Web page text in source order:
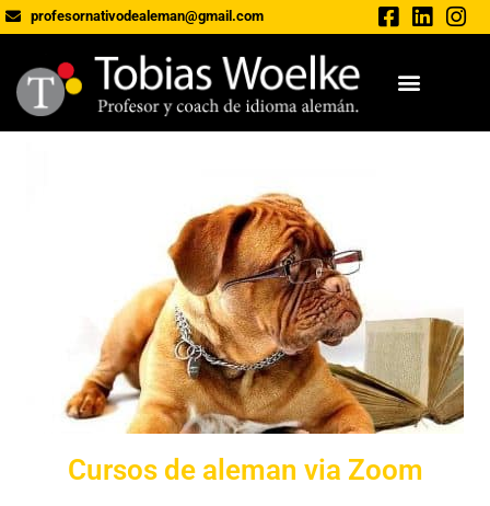
profesornativodealeman@gmail.com
Cursos de aleman via Zoom